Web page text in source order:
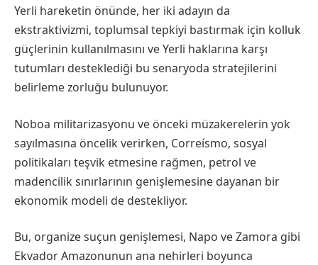
Yerli hareketin önünde, her iki adayın da
ekstraktivizmi, toplumsal tepkiyi bastırmak için kolluk
güçlerinin kullanılmasını ve Yerli haklarına karşı
tutumları desteklediği bu senaryoda stratejilerini
belirleme zorluğu bulunuyor.
Noboa militarizasyonu ve önceki müzakerelerin yok
sayılmasına öncelik verirken, Correísmo, sosyal
politikaları teşvik etmesine rağmen, petrol ve
madencilik sınırlarının genişlemesine dayanan bir
ekonomik modeli de destekliyor.
Bu, organize suçun genişlemesi, Napo ve Zamora gibi
Ekvador Amazonunun ana nehirleri boyunca